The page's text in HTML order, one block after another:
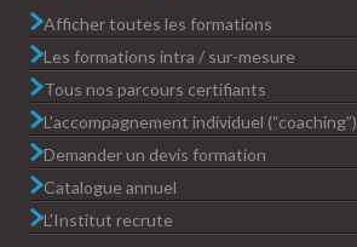
Afficher toutes les formations
Les formations intra / sur-mesure
Tous nos parcours certifiants
L’accompagnement individuel (“coaching”)
Demander un devis formation
Catalogue annuel
L’Institut recrute